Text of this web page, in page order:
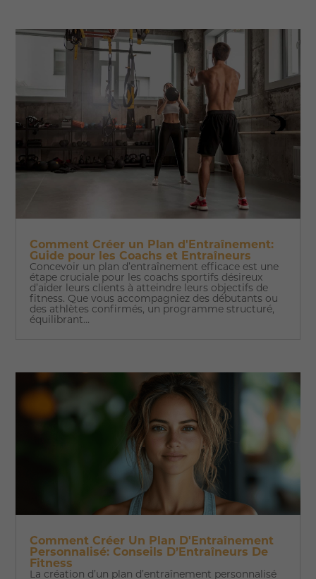
Comment Créer un Plan d'Entraînement:
Guide pour les Coachs et Entraîneurs
Concevoir un plan d’entraînement efficace est une
étape cruciale pour les coachs sportifs désireux
d’aider leurs clients à atteindre leurs objectifs de
fitness. Que vous accompagniez des débutants ou
des athlètes confirmés, un programme structuré,
équilibrant...
Comment Créer Un Plan D'Entraînement
Personnalisé: Conseils D’Entraîneurs De
Fitness
La création d’un plan d’entraînement personnalisé